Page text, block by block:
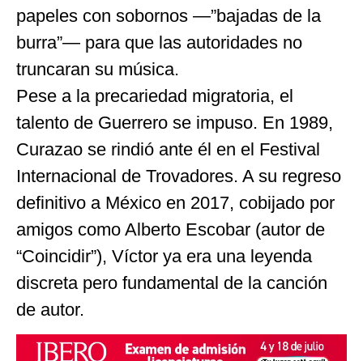
papeles con sobornos —”bajadas de la
burra”— para que las autoridades no
truncaran su música.
Pese a la precariedad migratoria, el
talento de Guerrero se impuso. En 1989,
Curazao se rindió ante él en el Festival
Internacional de Trovadores. A su regreso
definitivo a México en 2017, cobijado por
amigos como Alberto Escobar (autor de
“Coincidir”), Víctor ya era una leyenda
discreta pero fundamental de la canción
de autor.